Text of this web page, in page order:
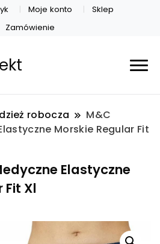
Moje konto
Sklep
Zamówienie
robocza
M&C
Morskie Regular Fit
Elastyczne
Fit Xl